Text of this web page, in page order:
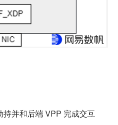
并和后端 VPP 完成交互